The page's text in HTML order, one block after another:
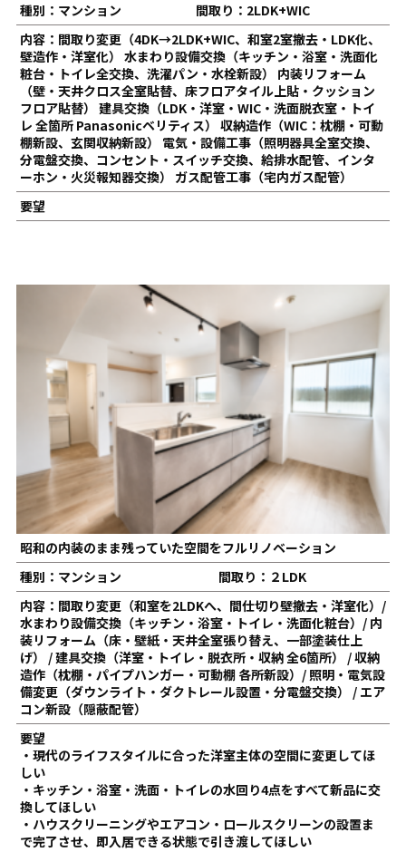
種別：マンション
間取り：2LDK+WIC
内容：間取り変更（4DK→2LDK+WIC、和室2室撤去・LDK化、
壁造作・洋室化） 水まわり設備交換（キッチン・浴室・洗面化
粧台・トイレ全交換、洗濯パン・水栓新設） 内装リフォーム
（壁・天井クロス全室貼替、床フロアタイル上貼・クッション
フロア貼替） 建具交換（LDK・洋室・WIC・洗面脱衣室・トイ
レ 全箇所 Panasonicベリティス） 収納造作（WIC：枕棚・可動
棚新設、玄関収納新設） 電気・設備工事（照明器具全室交換、
分電盤交換、コンセント・スイッチ交換、給排水配管、インタ
ーホン・火災報知器交換） ガス配管工事（宅内ガス配管）
要望
昭和の内装のまま残っていた空間をフルリノベーション
種別：マンション
間取り：２LDK
内容：間取り変更（和室を2LDKへ、間仕切り壁撤去・洋室化）/
水まわり設備交換（キッチン・浴室・トイレ・洗面化粧台）/ 内
装リフォーム（床・壁紙・天井全室張り替え、一部塗装仕上
げ） / 建具交換（洋室・トイレ・脱衣所・収納 全6箇所） / 収納
造作（枕棚・パイプハンガー・可動棚 各所新設）/ 照明・電気設
備変更（ダウンライト・ダクトレール設置・分電盤交換） / エア
コン新設（隠蔽配管）
要望
・現代のライフスタイルに合った洋室主体の空間に変更してほ
しい
・キッチン・浴室・洗面・トイレの水回り4点をすべて新品に交
換してほしい
・ハウスクリーニングやエアコン・ロールスクリーンの設置ま
で完了させ、即入居できる状態で引き渡してほしい